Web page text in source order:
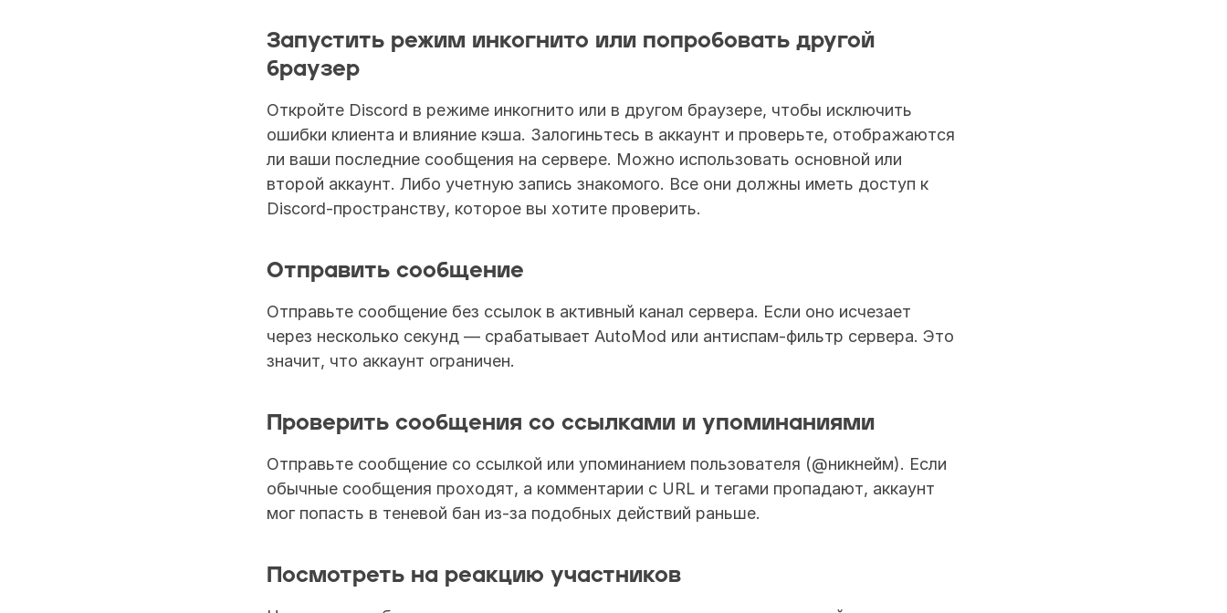
Запустить режим инкогнито или попробовать другой
браузер
Откройте Discord в режиме инкогнито или в другом браузере, чтобы исключить
ошибки клиента и влияние кэша. Залогиньтесь в аккаунт и проверьте, отображаются
ли ваши последние сообщения на сервере. Можно использовать основной или
второй аккаунт. Либо учетную запись знакомого. Все они должны иметь доступ к
Discord-пространству, которое вы хотите проверить.
Отправить сообщение
Отправьте сообщение без ссылок в активный канал сервера. Если оно исчезает
через несколько секунд — срабатывает AutoMod или антиспам-фильтр сервера. Это
значит, что аккаунт ограничен.
Проверить сообщения со ссылками и упоминаниями
Отправьте сообщение со ссылкой или упоминанием пользователя (@никнейм). Если
обычные сообщения проходят, а комментарии с URL и тегами пропадают, аккаунт
мог попасть в теневой бан из-за подобных действий раньше.
Посмотреть на реакцию участников